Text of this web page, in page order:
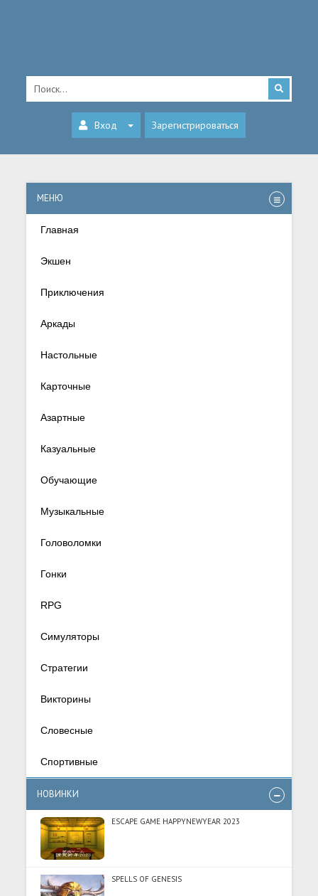
Вход Зарегистрироваться
МЕНЮ
Главная
Экшен
Приключения
Аркады
Настольные
Карточные
Азартные
Казуальные
Обучающие
Музыкальные
Головоломки
Гонки
RPG
Симуляторы
Стратегии
Викторины
Словесные
Спортивные
НОВИНКИ
ESCAPE GAME HAPPYNEWYEAR 2023
SPELLS OF GENESIS